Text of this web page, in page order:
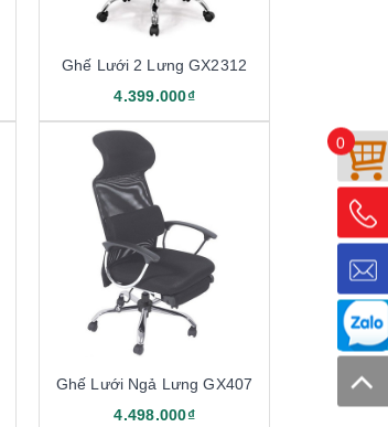
Ghế Lưới 2 Lưng GX2312
4.399.000₫
Ghế Lưới Ngả Lưng GX407
4.498.000₫
0